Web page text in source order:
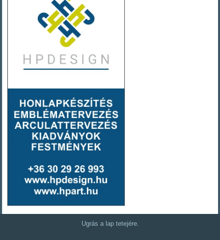
Ugrás a lap tetejére.